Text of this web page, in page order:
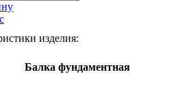
изделия:
Балка фундаментная